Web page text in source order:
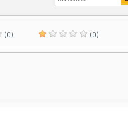
(0) (0)